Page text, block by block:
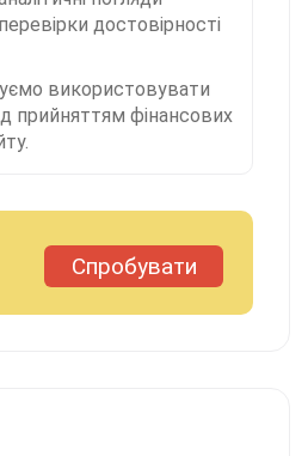
достовірності
використовувати
прийняттям фінансових
Спробувати